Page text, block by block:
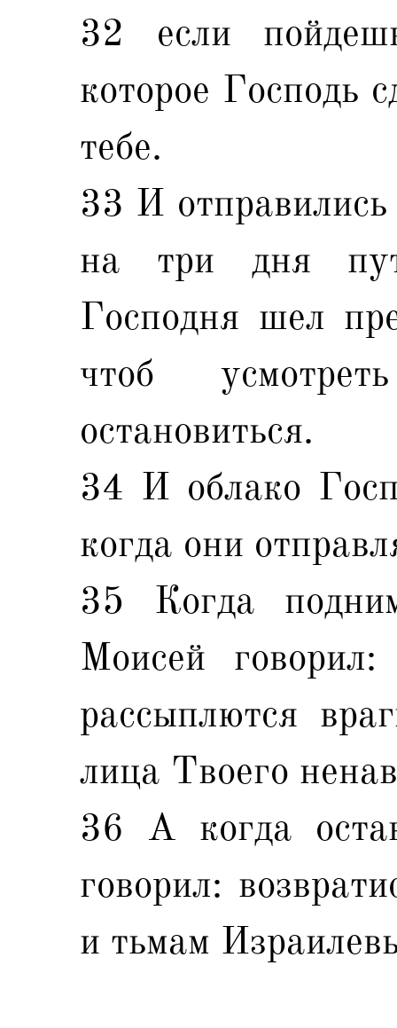
32 если
которое Господь
тебе.
33 И
на три дня
Господня шел
чтоб
остановиться.
34 И облако
когда они
35 Когда
Моисей
рассыплются
лица Твоего
36 А когда
говорил:
и тьмам